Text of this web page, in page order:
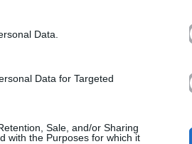
Data.
Data for Targeted
Sale, and/or Sharing
with the Purposes for which it